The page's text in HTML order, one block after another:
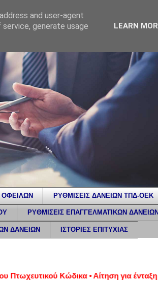
ΡΥΘΜΙΣΕΙΣ ΔΑΝΕΙΩΝ ΤΠΔ-ΟΕΚ
ΡΥΘΜΙΣΕΙΣ ΕΠΑΓΓΕΛΜΑΤΙΚΩΝ ΔΑΝΕΙΩΝ
ΔΑΝΕΙΩΝ ΙΣΤΟΡΙΕΣ ΕΠΙΤΥΧΙΑΣ
Κώδικα • Αίτηση για ένταξη
and user-agent
generate usage
LEARN